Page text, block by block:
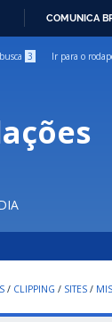
COMUNICA
3 Ir para o
/ CLIPPING / SITES /